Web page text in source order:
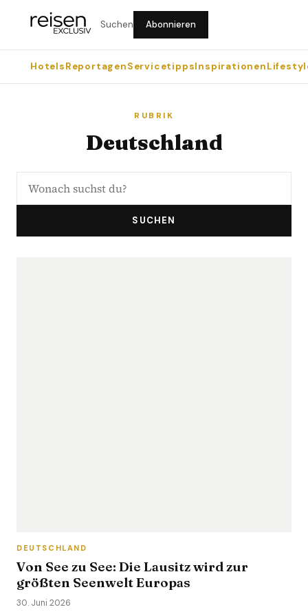
Suchen Abonnieren
HotelsReportagenServicetippsInspirationen
RUBRIK
Deutschland
SUCHEN
DEUTSCHLAND
Von See zu See: Die Lausitz wird zur
größten Seenwelt Europas
30. Juni 2026